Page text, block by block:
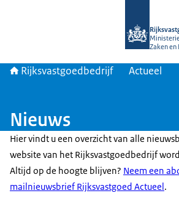
Zaken
Rijksvastgoedbedrijf Actueel
Nieuws
Hier vindt u een overzicht van alle
website van het Rijksvastgoedbedrijf
Altijd op de hoogte blijven? Neem een
mailnieuwsbrief Rijksvastgoed Actueel.